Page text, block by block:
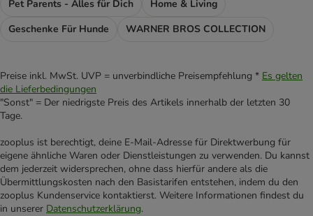
Pet Parents - Alles für Dich
Home & Living
Geschenke Für Hunde
WARNER BROS COLLECTION
Preise inkl. MwSt. UVP = unverbindliche Preisempfehlung * Es gelten
die Lieferbedingungen
"Sonst" = Der niedrigste Preis des Artikels innerhalb der letzten 30
Tage.
zooplus ist berechtigt, deine E-Mail-Adresse für Direktwerbung für
eigene ähnliche Waren oder Dienstleistungen zu verwenden. Du kannst
dem jederzeit widersprechen, ohne dass hierfür andere als die
Übermittlungskosten nach den Basistarifen entstehen, indem du den
zooplus Kundenservice kontaktierst. Weitere Informationen findest du
in unserer Datenschutzerklärung.